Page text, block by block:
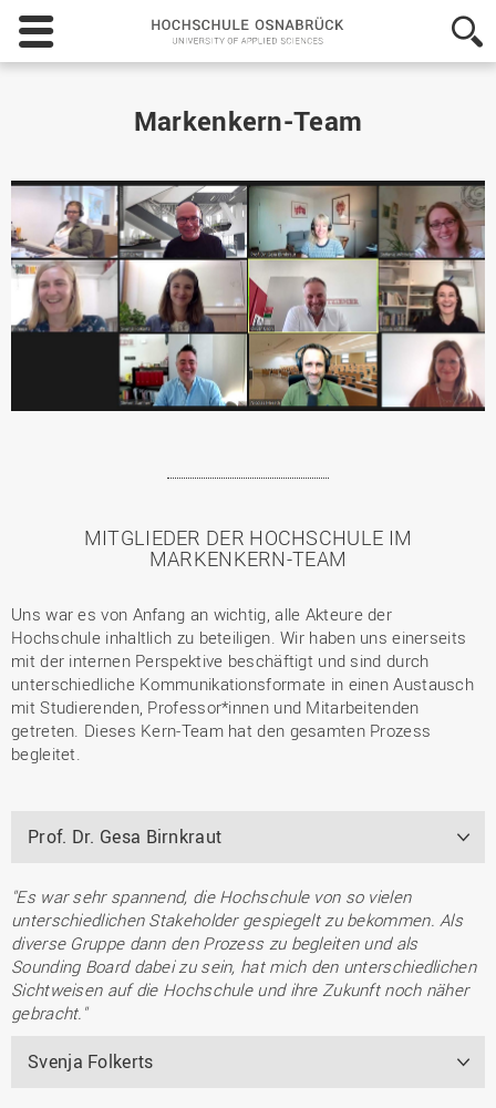
Hochschule
Osnabrück
-
Markenkern-Team
MITGLIEDER DER HOCHSCHULE IM
MARKENKERN-TEAM
Uns war es von Anfang an wichtig, alle Akteure der
Hochschule inhaltlich zu beteiligen. Wir haben uns einerseits
mit der internen Perspektive beschäftigt und sind durch
unterschiedliche Kommunikationsformate in einen Austausch
mit Studierenden, Professor*innen und Mitarbeitenden
getreten. Dieses Kern-Team hat den gesamten Prozess
begleitet.
Prof. Dr. Gesa Birnkraut
"Es war sehr spannend, die Hochschule von so vielen
unterschiedlichen Stakeholder gespiegelt zu bekommen. Als
diverse Gruppe dann den Prozess zu begleiten und als
Sounding Board dabei zu sein, hat mich den unterschiedlichen
Sichtweisen auf die Hochschule und ihre Zukunft noch näher
gebracht."
Svenja Folkerts